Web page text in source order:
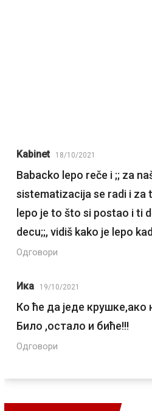
Kabinet 18/10/2021
Babacko lepo reče i ;; za
sistematizacija se radi i za
lepo je to što si postao i ti
decu;;, vidiš kako je lepo
Одговори
Ика 19/10/2021
Ко ће да једе крушке,ако
Било ,остало и биће!!!
Одговори